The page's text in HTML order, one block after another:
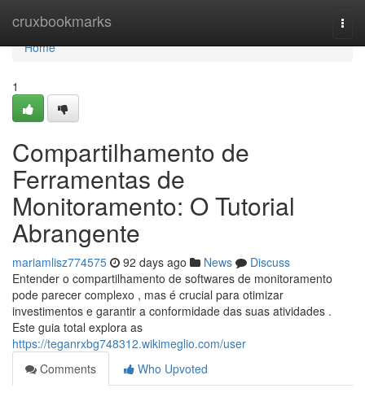
cruxbookmarks
Home
Home
1
Compartilhamento de
Ferramentas de
Monitoramento: O Tutorial
Abrangente
mariamlisz774575 92 days ago News
Discuss
Entender o compartilhamento de softwares de monitoramento
pode parecer complexo , mas é crucial para otimizar
investimentos e garantir a conformidade das suas atividades .
Este guia total explora as
https://teganrxbg748312.wikimeglio.com/user
Comments
Who Upvoted